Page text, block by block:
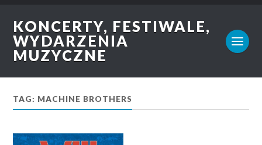
KONCERTY, FESTIWALE,
WYDARZENIA
MUZYCZNE
TAG: MACHINE BROTHERS